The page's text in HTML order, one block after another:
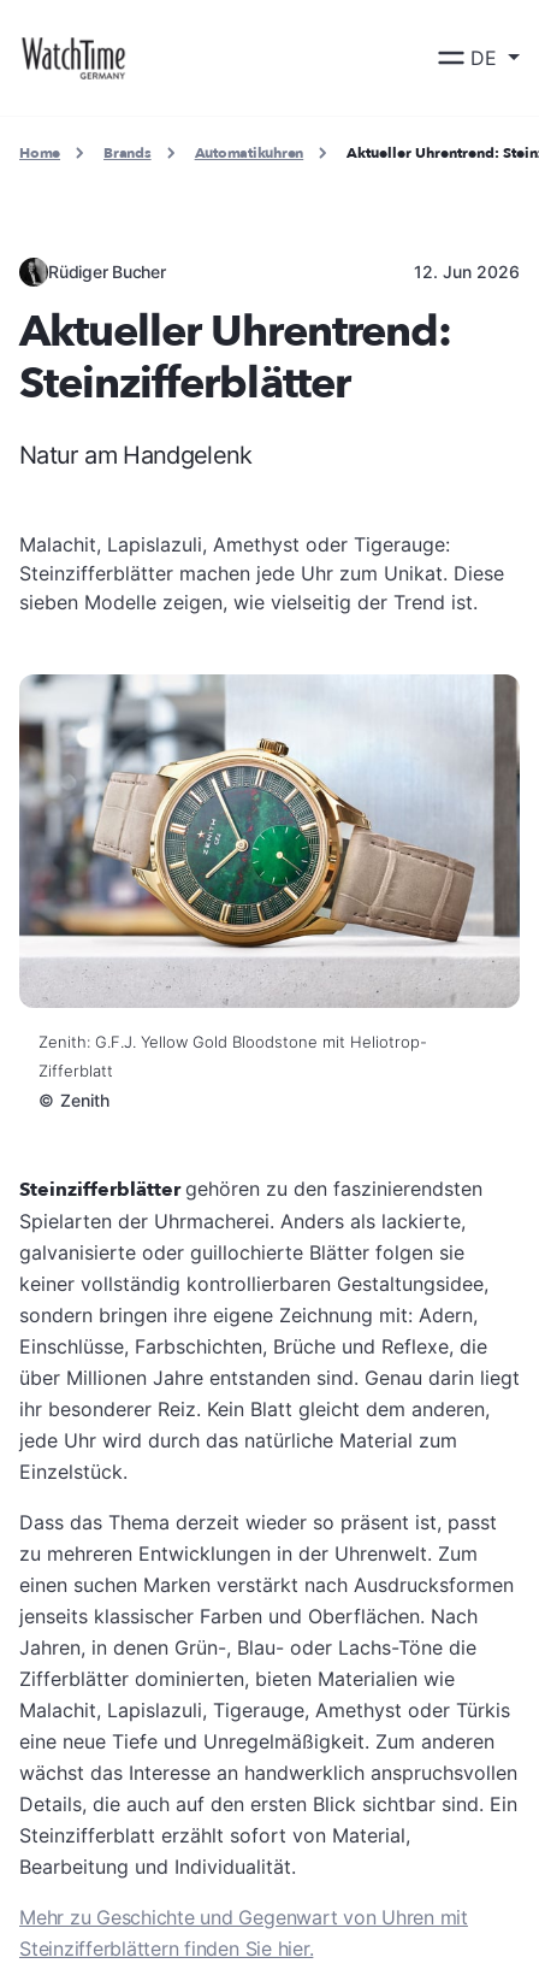
DE
Home Brands Automatikuhren Aktueller Uhrentrend:
Rüdiger Bucher 12. Jun 2026
Aktueller Uhrentrend:
Steinzifferblätter
Natur am Handgelenk
Malachit, Lapislazuli, Amethyst oder Tigerauge:
Steinzifferblätter machen jede Uhr zum Unikat. Diese
sieben Modelle zeigen, wie vielseitig der Trend ist.
Zenith: G.F.J. Yellow Gold Bloodstone mit Heliotrop-
Zifferblatt
© Zenith
Steinzifferblättergehören zu den faszinierendsten
Spielarten der Uhrmacherei. Anders als lackierte,
galvanisierte oder guillochierte Blätter folgen sie
keiner vollständig kontrollierbaren Gestaltungsidee,
sondern bringen ihre eigene Zeichnung mit: Adern,
Einschlüsse, Farbschichten, Brüche und Reflexe, die
über Millionen Jahre entstanden sind. Genau darin liegt
ihr besonderer Reiz. Kein Blatt gleicht dem anderen,
jede Uhr wird durch das natürliche Material zum
Einzelstück.
Dass das Thema derzeit wieder so präsent ist, passt
zu mehreren Entwicklungen in der Uhrenwelt. Zum
einen suchen Marken verstärkt nach Ausdrucksformen
jenseits klassischer Farben und Oberflächen. Nach
Jahren, in denen Grün-, Blau- oder Lachs-Töne die
Zifferblätter dominierten, bieten Materialien wie
Malachit, Lapislazuli, Tigerauge, Amethyst oder Türkis
eine neue Tiefe und Unregelmäßigkeit. Zum anderen
wächst das Interesse an handwerklich anspruchsvollen
Details, die auch auf den ersten Blick sichtbar sind. Ein
Steinzifferblatt erzählt sofort von Material,
Bearbeitung und Individualität.
Mehr zu Geschichte und Gegenwart von Uhren mit
Steinzifferblättern finden Sie hier.